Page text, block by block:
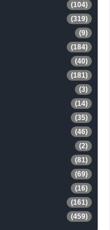
(104)
(319)
(9)
(184)
(40)
(181)
(3)
(14)
(35)
(46)
(2)
(81)
(69)
(16)
(161)
(459)